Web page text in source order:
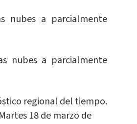
nubes a parcialmente
nubes a parcialmente
regional del tiempo.
18 de marzo de